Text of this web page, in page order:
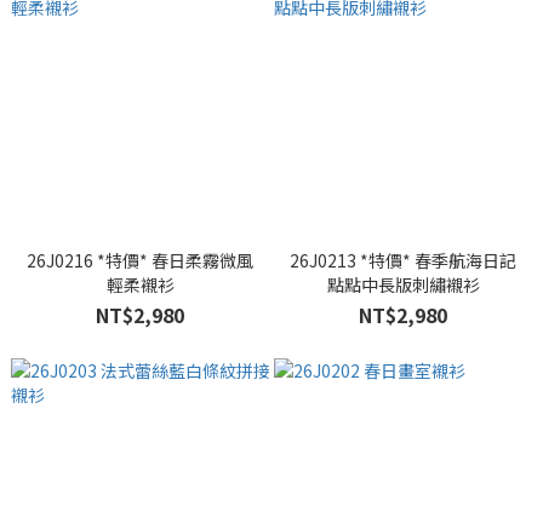
26J0216 *特價* 春日柔霧微風
輕柔襯衫
NT$2,980
26J0213 *特價* 春季航海日記
點點中長版刺繡襯衫
NT$2,980